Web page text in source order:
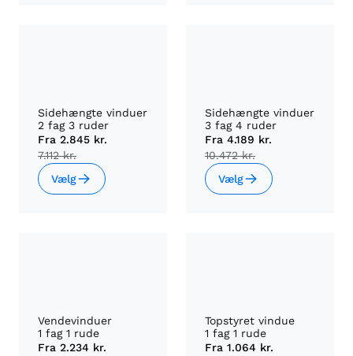
Sidehængte vinduer
2 fag 3 ruder
Fra 2.845 kr.
7.112 kr.
Vælg
Sidehængte vinduer
3 fag 4 ruder
Fra 4.189 kr.
10.472 kr.
Vælg
Vendevinduer
1 fag 1 rude
Fra 2.234 kr.
Topstyret vindue
1 fag 1 rude
Fra 1.064 kr.